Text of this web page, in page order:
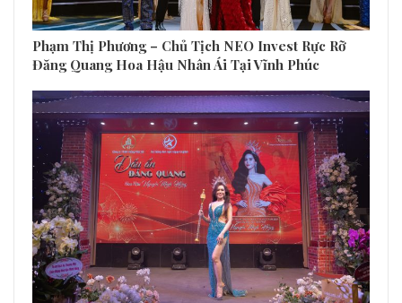
Phạm Thị Phương – Chủ Tịch NEO Invest Rực Rỡ
Đăng Quang Hoa Hậu Nhân Ái Tại Vĩnh Phúc